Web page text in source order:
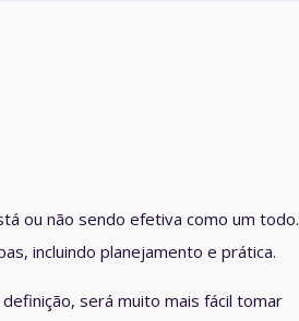
ou não sendo efetiva como um todo.
incluindo planejamento e prática.
será muito mais fácil tomar